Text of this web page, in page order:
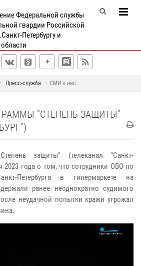
Федеральной службы
гвардии Российской
Петербургу и
Пресс-служба СМИ о нас
"СТЕПЕНЬ ЗАЩИТЫ"
защиты" (телеканал "Санкт-
2023 года о том, что сотрудники ОВО по
Петербурга в гипермаркете на
ранее неоднократно судимого
неудачной попытки кражи угрожал